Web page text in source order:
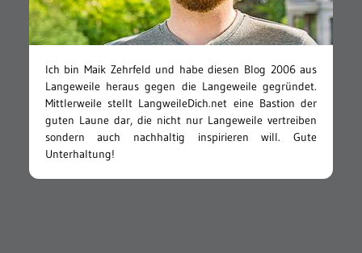
Ich bin Maik Zehrfeld und habe diesen Blog 2006 aus
Langeweile heraus gegen die Langeweile gegründet.
Mittlerweile stellt LangweileDich.net eine Bastion der
guten Laune dar, die nicht nur Langeweile vertreiben
sondern auch nachhaltig inspirieren will. Gute
Unterhaltung!